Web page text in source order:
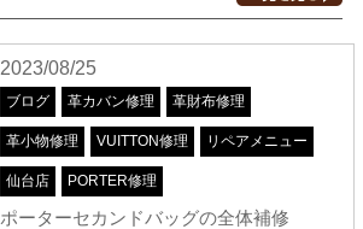
2023/08/25
ブログ 革カバン修理 革財布修理
革小物修理 VUITTON修理 リペアメニュー
仙台店 PORTER修理
ポーターセカンドバッグの全体補修